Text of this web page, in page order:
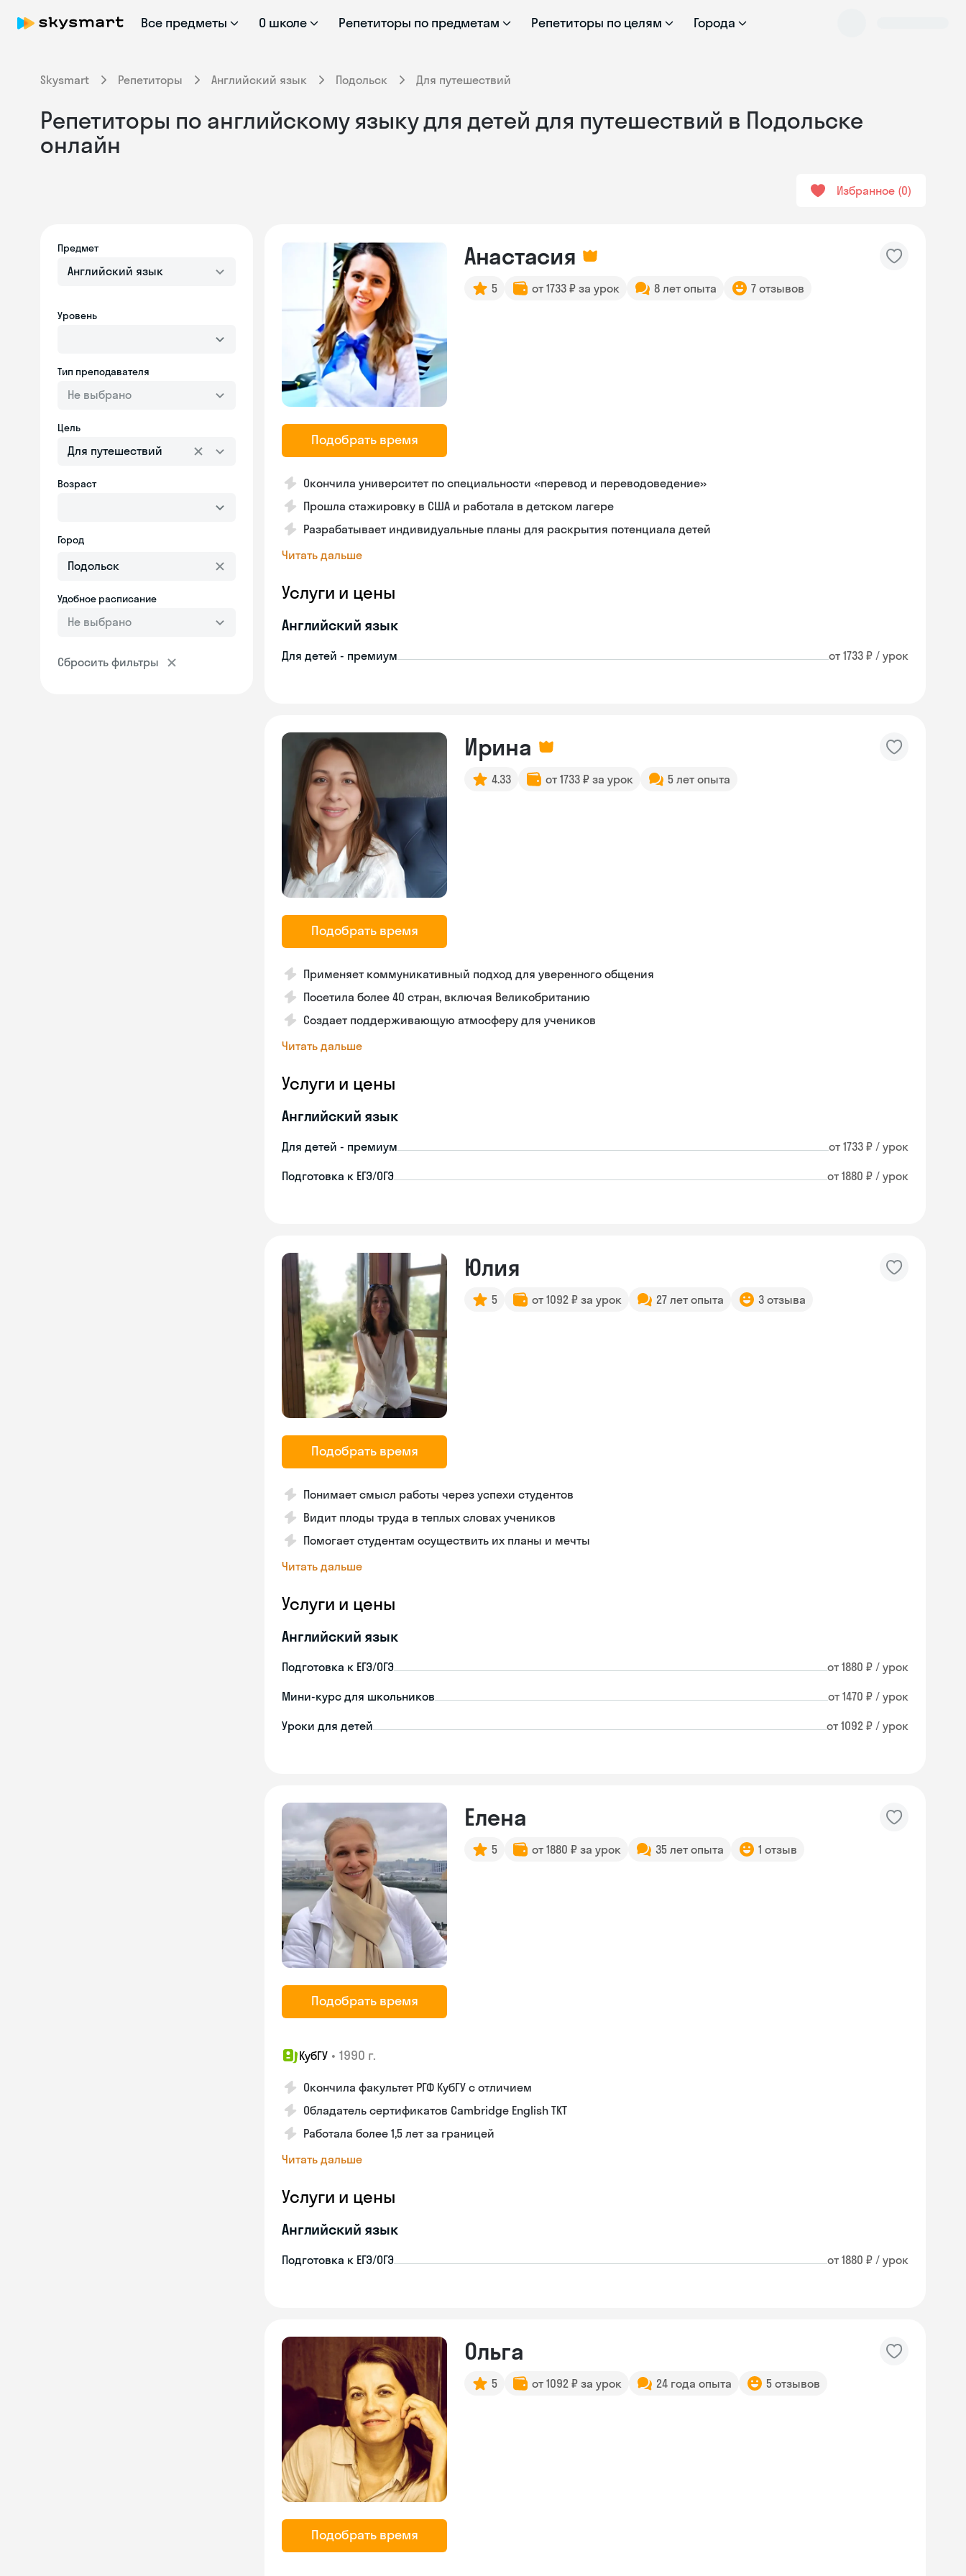
Все предметы О школе Репетиторы по предметам Репетиторы по целям Города
Skysmart Репетиторы Английский язык Подольск Для путешествий
Репетиторы по английскому языку для детей для путешествий в Подольске
онлайн
Избранное 0
Предмет
Английский язык
Уровень
Тип преподавателя
Не выбрано
Цель
Для путешествий
Возраст
Город
Удобное расписание
Не выбрано
Сбросить фильтры
Подобрать время
Анастасия
5 от 1733 ₽ за урок 8 лет опыта 7 отзывов
Окончила университет по специальности «перевод и переводоведение»
Прошла стажировку в США и работала в детском лагере
Разрабатывает индивидуальные планы для раскрытия потенциала детей
Читать дальше
Услуги и цены
Английский язык
Для детей - премиум от 1733 ₽ / урок
Подобрать время
Ирина
4.33 от 1733 ₽ за урок 5 лет опыта
Применяет коммуникативный подход для уверенного общения
Посетила более 40 стран, включая Великобританию
Создает поддерживающую атмосферу для учеников
Читать дальше
Услуги и цены
Английский язык
Для детей - премиум от 1733 ₽ / урок
Подготовка к ЕГЭ/ОГЭ от 1880 ₽ / урок
Подобрать время
Юлия
5 от 1092 ₽ за урок 27 лет опыта 3 отзыва
Понимает смысл работы через успехи студентов
Видит плоды труда в теплых словах учеников
Помогает студентам осуществить их планы и мечты
Читать дальше
Услуги и цены
Английский язык
Подготовка к ЕГЭ/ОГЭ от 1880 ₽ / урок
Мини-курс для школьников от 1470 ₽ / урок
Уроки для детей от 1092 ₽ / урок
Подобрать время
Елена
5 от 1880 ₽ за урок 35 лет опыта 1 отзыв
КубГУ • 1990 г.
Окончила факультет РГФ КубГУ с отличием
Обладатель сертификатов Cambridge English TKT
Работала более 1,5 лет за границей
Читать дальше
Услуги и цены
Английский язык
Подготовка к ЕГЭ/ОГЭ от 1880 ₽ / урок
Подобрать время
Ольга
5 от 1092 ₽ за урок 24 года опыта 5 отзывов